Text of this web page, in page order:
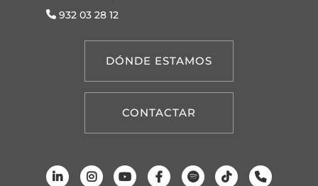
932 03 28 12
DÓNDE ESTAMOS
CONTACTAR